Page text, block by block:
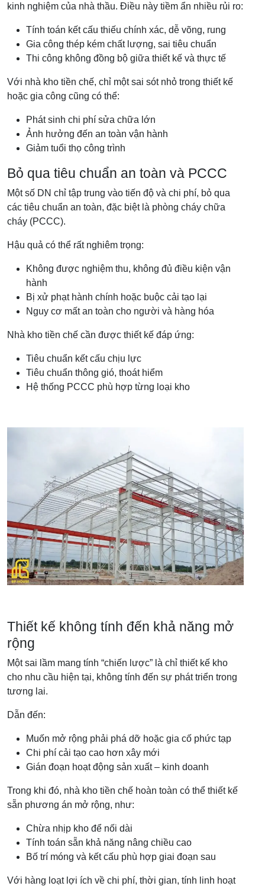
kinh nghiệm của nhà thầu. Điều này tiềm ẩn nhiều rủi ro:
Tính toán kết cấu thiếu chính xác, dễ võng, rung
Gia công thép kém chất lượng, sai tiêu chuẩn
Thi công không đồng bộ giữa thiết kế và thực tế
Với nhà kho tiền chế, chỉ một sai sót nhỏ trong thiết kế
hoặc gia công cũng có thể:
Phát sinh chi phí sửa chữa lớn
Ảnh hưởng đến an toàn vận hành
Giảm tuổi thọ công trình
Bỏ qua tiêu chuẩn an toàn và PCCC
Một số DN chỉ tập trung vào tiến độ và chi phí, bỏ qua
các tiêu chuẩn an toàn, đặc biệt là phòng cháy chữa
cháy (PCCC).
Hậu quả có thể rất nghiêm trọng:
Không được nghiệm thu, không đủ điều kiện vận
hành
Bị xử phạt hành chính hoặc buộc cải tạo lại
Nguy cơ mất an toàn cho người và hàng hóa
Nhà kho tiền chế cần được thiết kế đáp ứng:
Tiêu chuẩn kết cấu chịu lực
Tiêu chuẩn thông gió, thoát hiểm
Hệ thống PCCC phù hợp từng loại kho
Thiết kế không tính đến khả năng mở
rộng
Một sai lầm mang tính “chiến lược” là chỉ thiết kế kho
cho nhu cầu hiện tại, không tính đến sự phát triển trong
tương lai.
Dẫn đến:
Muốn mở rộng phải phá dỡ hoặc gia cố phức tạp
Chi phí cải tạo cao hơn xây mới
Gián đoạn hoạt động sản xuất – kinh doanh
Trong khi đó, nhà kho tiền chế hoàn toàn có thể thiết kế
sẵn phương án mở rộng, như:
Chừa nhịp kho để nối dài
Tính toán sẵn khả năng nâng chiều cao
Bố trí móng và kết cấu phù hợp giai đoạn sau
Với hàng loạt lợi ích về chi phí, thời gian, tính linh hoạt